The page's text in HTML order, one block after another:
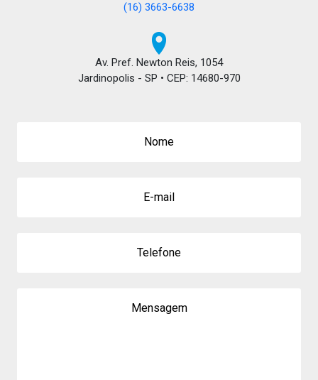
(16) 3663-6638
Av. Pref. Newton Reis, 1054
Jardinopolis - SP • CEP: 14680-970